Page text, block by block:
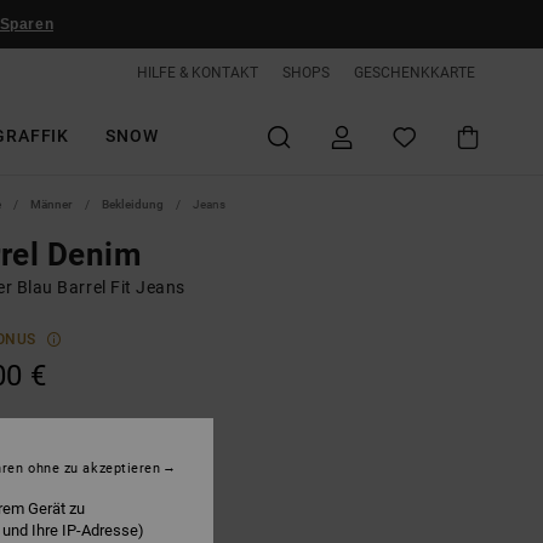
HILFE & KONTAKT SHOPS GESCHENKKARTE
SNOW
Männer Bekleidung Jeans
Denim
Blau Barrel Fit Jeans
€
Gerät zu
Ihre IP-Adresse)
ohne zu akzeptieren